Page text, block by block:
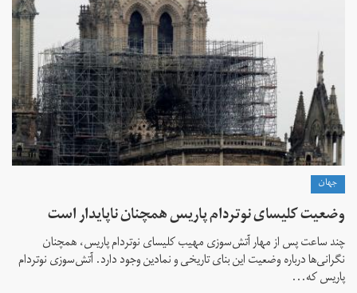
جهان
وضعیت کلیسای نوتردام پاریس همچنان ناپایدار است
چند ساعت پس از مهار آتش‌سوزی مهیب کلیسای نوتردام پاریس، همچنان
نگرانی‌ها درباره وضعیت این بنای تاریخی و نمادین وجود دارد. آتش‌سوزی نوتردام
پاریس که...